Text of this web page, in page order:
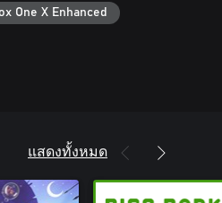
One X Enhanced
แสดงทั้งหมด